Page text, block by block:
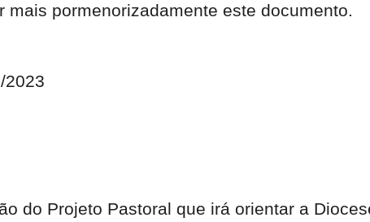
mais pormenorizadamente este documento.
2023
do Projeto Pastoral que irá orientar a